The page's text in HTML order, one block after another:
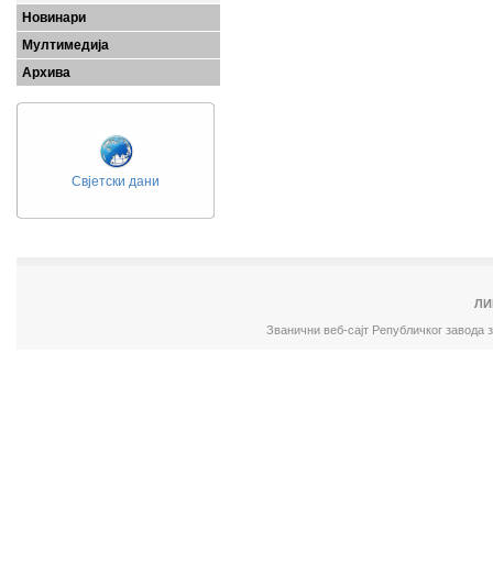
Новинари
Мултимедија
Архива
Свјетски дани
Званични веб-сајт Републичког